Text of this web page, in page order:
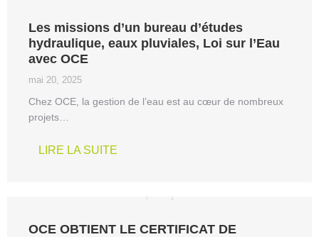
Les missions d’un bureau d’études
hydraulique, eaux pluviales, Loi sur l’Eau
avec OCE
mai 20, 2025
Chez OCE, la gestion de l’eau est au cœur de nombreux
projets…
LIRE LA SUITE
OCE OBTIENT LE CERTIFICAT DE